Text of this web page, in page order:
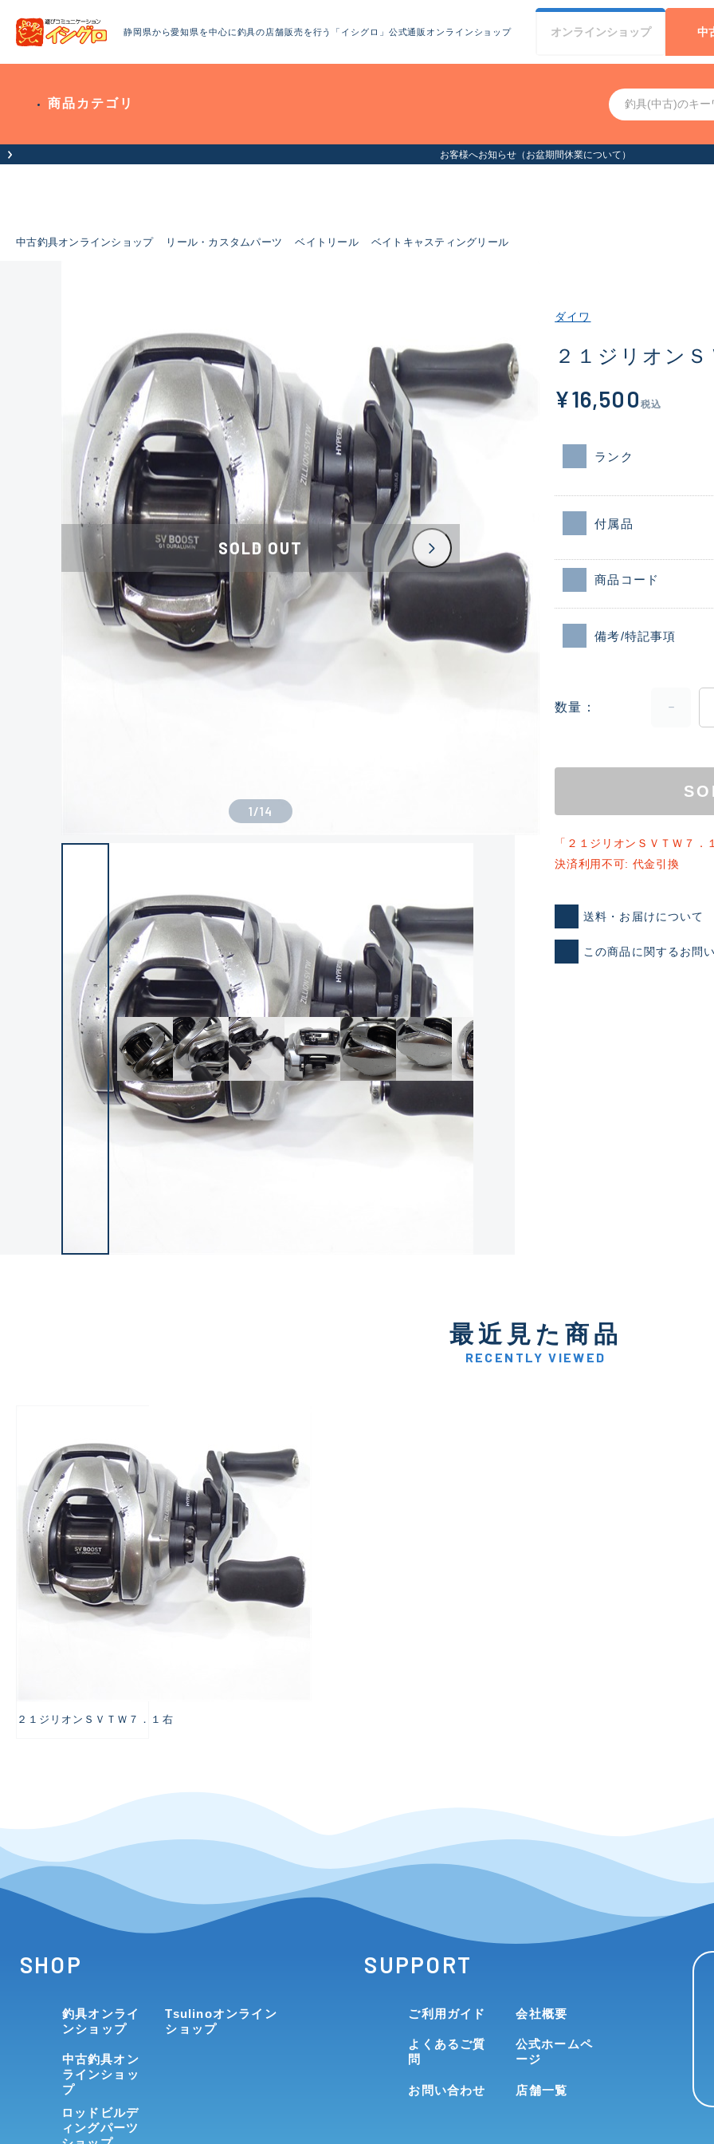
静岡県から愛知県を中心に釣具の店舗販売を行う「イシグロ」公式通販オンラインショップ オンラインショップ 中
商品カテゴリ
お客様へお知らせ（お盆期間休業について）
中古釣具オンラインショップ リール・カスタムパーツ ベイトリール ベイトキャスティングリール
良
新古品（メーカー問屋から
C-
い品
SOLD OUT
1/14
ダイワ
２１ジリオン
¥16,500 税込
ランク
付属品
商品コード
備考/特記事項
数量
「２１ジリオンＳＶＴＷ７．
決済利用不可: 代金引換
送料・お届けについて
この商品に関するお問
最近見た商品
RECENTLY VIEWED
２１ジリオンＳＶＴＷ７．１右
SHOP
釣具オンライ
ンショップ
中古釣具オン
ラインショッ
プ
ロッドビルデ
ィングパーツ
Tsulinoオンライン
ショップ
SUPPORT
ご利用ガイド
よくあるご質
問
お問い合わせ
会社概要
公式ホームペ
ージ
店舗一覧